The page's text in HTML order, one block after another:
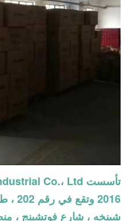
2016
شينخه ، شارع فوتشينج ،